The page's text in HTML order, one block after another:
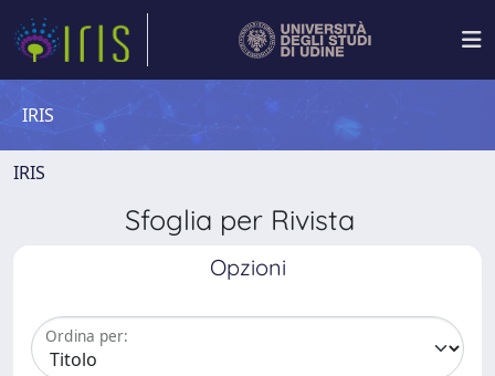
IRIS
IRIS
Sfoglia per Rivista
Opzioni
Ordina per: